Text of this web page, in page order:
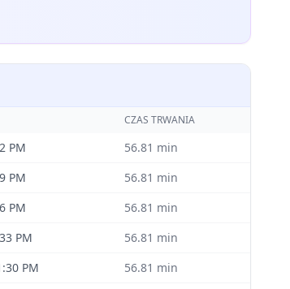
CZAS TRWANIA
PM 56.81 min
PM 56.81 min
PM 56.81 min
PM 56.81 min
PM 56.81 min